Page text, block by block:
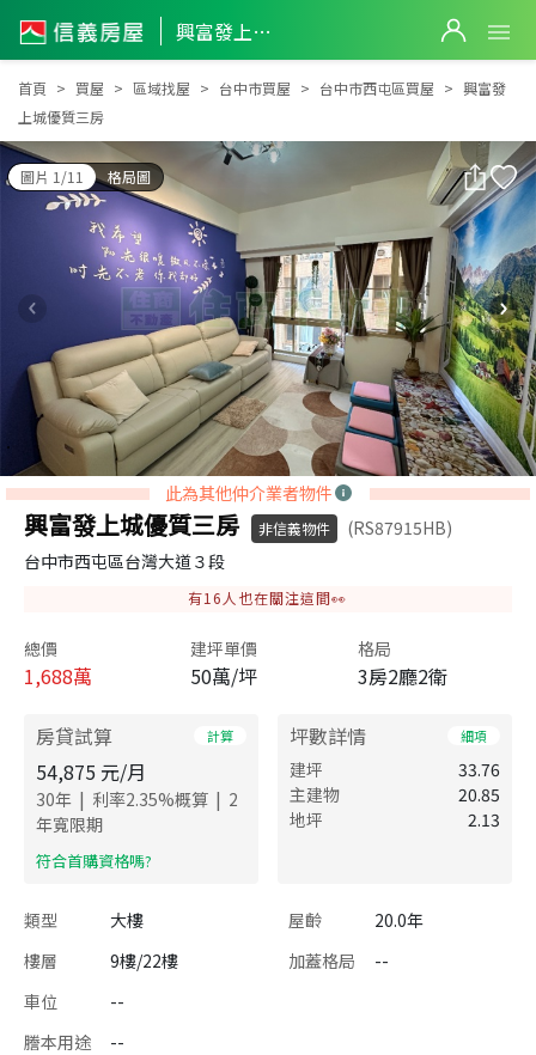
興富發上城優質三房
興富發上城優質三房
首頁 買屋 區域找屋 台中市買屋 台中市西屯區買屋
興富發
上城優質三房
圖片 1/11 格局圖
此為其他仲介業者物件
興富發上城優質三房 非信義物件
(RS87915HB)
台中市西屯區台灣大道３段
有16 人也在關注這間👀
總價
1,688萬
建坪單價
50萬/坪
格局
3房2廳2衛
房貸試算 計算
54,875 元/月
30年 | 利率2.35%概算 | 2
年寬限期
​符合首購資格嗎?
坪數詳情 細項
建坪
33.76
主建物
20.85
地坪
2.13
類型 大樓 屋齡
20.0年
樓層
9樓/22樓 加蓋格局
--
車位
--
謄本用途
--